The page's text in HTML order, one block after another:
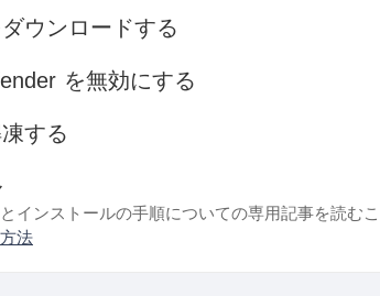
ウンロードする
を無効にする
する
インストールの手順についての専用記事を読む
法